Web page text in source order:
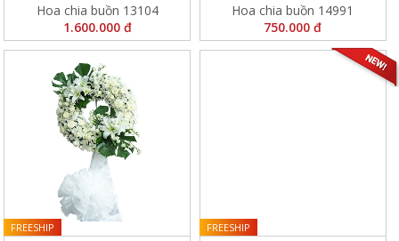
Hoa chia buồn 13104
1.600.000 đ
Hoa chia buồn 14991
750.000 đ
FREESHIP FREESHIP